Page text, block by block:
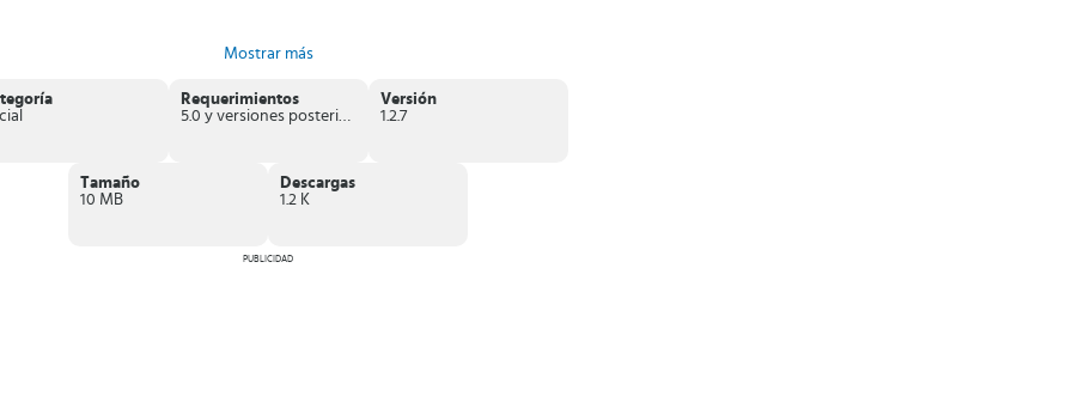
en segundos.
Mostrar más
Requerimientos
5.0 y versiones posteriores
Versión
1.2.7
Tamaño
10 MB
Descargas
1.2 K
PUBLICIDAD